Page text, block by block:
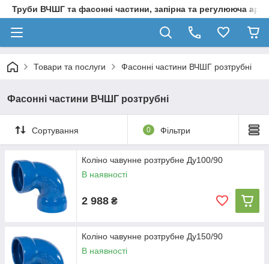
Труби ВЧШГ та фасонні частини, запірна та регулююча
Товари та послуги Фасонні частини ВЧШГ розтрубні
Фасонні частини ВЧШГ розтрубні
Сортування 0 Фільтри
Коліно чавунне розтрубне Ду100/90
В наявності
2 988 ₴
Коліно чавунне розтрубне Ду150/90
В наявності